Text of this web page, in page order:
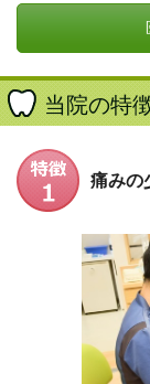
当院の特
痛みの